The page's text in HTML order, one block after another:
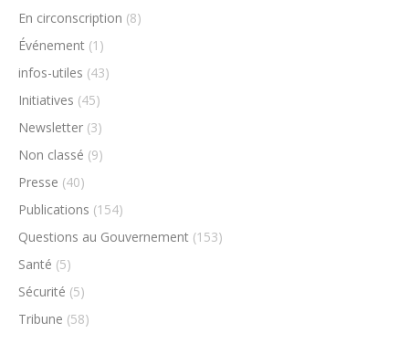
En circonscription (8)
Événement (1)
infos-utiles (43)
Initiatives (45)
Newsletter (3)
Non classé (9)
Presse (40)
Publications (154)
Questions au Gouvernement (153)
Santé (5)
Sécurité (5)
Tribune (58)